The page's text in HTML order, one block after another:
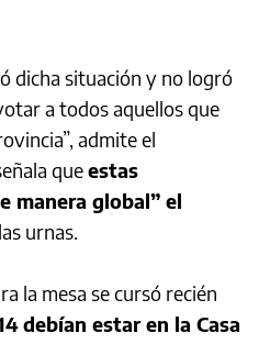
dicha situación y no logró
a todos aquellos que
admite el
queestas
manera global” el
urnas.
la mesa se cursó recién
debían estar en la Casa